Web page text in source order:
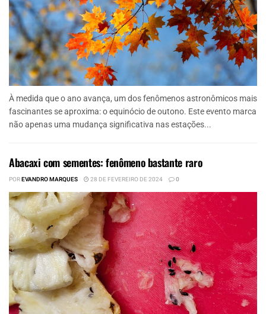
À medida que o ano avança, um dos fenômenos astronômicos mais
fascinantes se aproxima: o equinócio de outono. Este evento marca
não apenas uma mudança significativa nas estações...
Abacaxi com sementes: fenômeno bastante raro
POREVANDRO MARQUES 28 DE FEVEREIRO DE 2024 0